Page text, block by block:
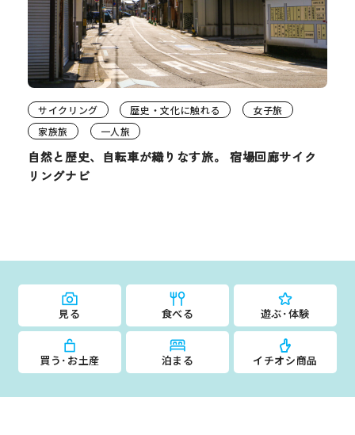
サイクリング 歴史・文化に触れる
女子旅
家族旅
一人旅
自然と歴史、自転車が織りなす旅。 宿場回廊サイク
リングナビ
見る 食べる 遊ぶ･体験
買う･お土産 泊まる イチオシ商品